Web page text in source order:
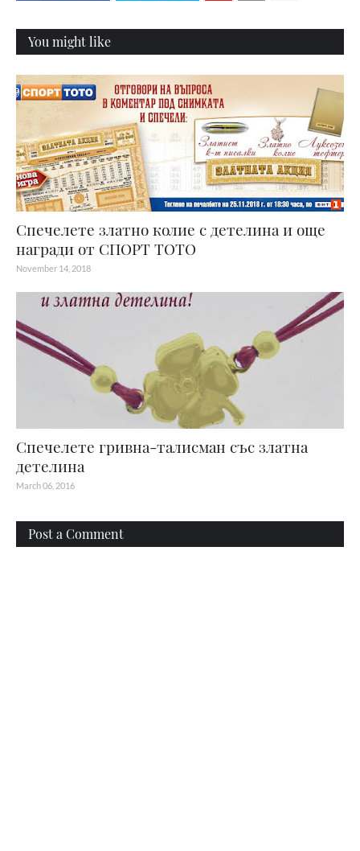
You might like
Спечелете златно колие с детелина и още
награди от СПОРТ ТОТО
November 14, 2018
Спечелете гривна-талисман със златна
детелина
March 06, 2016
Post a Comment